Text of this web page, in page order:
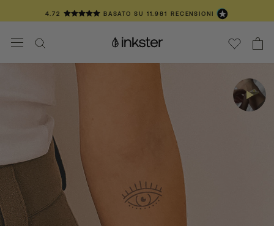
4.72 BASATO SU 11.981 RECENSIONI